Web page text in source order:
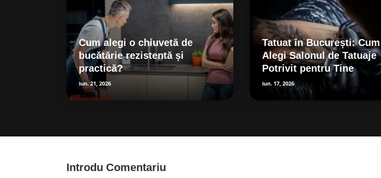
Cum alegi o chiuvetă de
bucătărie rezistentă și
practică?
iun. 21, 2026
Tatuat în București: Cum
Alegi Salonul de Tatuaje
Potrivit pentru Tine
iun. 17, 2026
Introdu Comentariu